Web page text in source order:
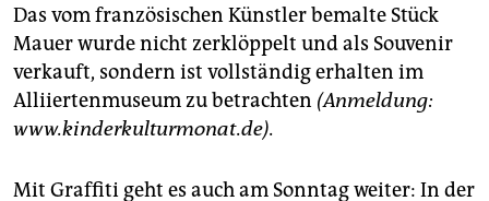
Das vom französischen Künstler bemalte Stück
Mauer wurde nicht zerklöppelt und als Souvenir
verkauft, sondern ist vollständig erhalten im
Alliiertenmuseum zu betrachten (Anmeldung:
www.kinderkulturmonat.de).
Mit Graffiti geht es auch am Sonntag weiter: In der